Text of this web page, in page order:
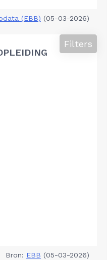
(EBB) (05-03-2026)
Filters
Bron: EBB (05-03-2026)